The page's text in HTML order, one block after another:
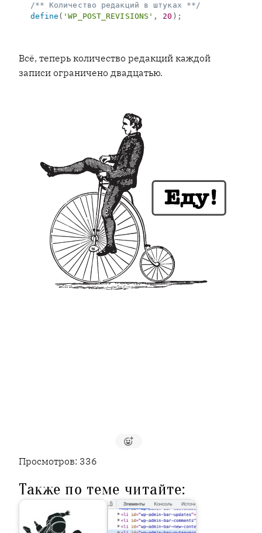
/** Количество редакций в штуках **/
define( 'WP_POST_REVISIONS' , 20 ) ;
Всё, теперь количество редакций каждой
записи ограничено двадцатью.
Просмотров: 336
Также по теме читайте: